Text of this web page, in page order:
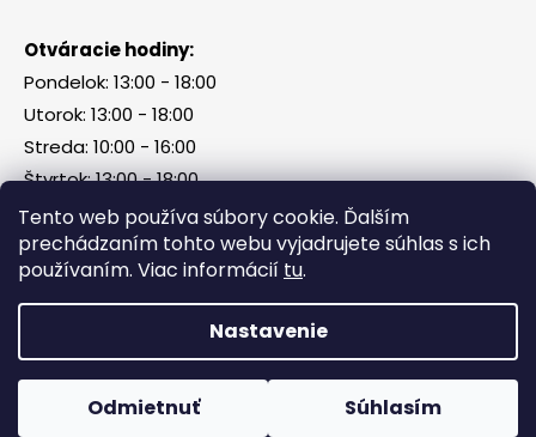
Tento web používa súbory cookie. Ďalším
prechádzaním tohto webu vyjadrujete súhlas s ich
používaním. Viac informácií tu.
Nastavenie
Odmietnuť Súhlasím
Otváracie hodiny:
Pondelok: 13:00 - 18:00
Utorok: 13:00 - 18:00
Streda: 10:00 - 16:00
Štvrtok: 13:00 - 18:00
Piatok, sobota, nedeľa: zatvorené
Vytvoril Shoptet
Všetky práva vyhradené.
Messenger